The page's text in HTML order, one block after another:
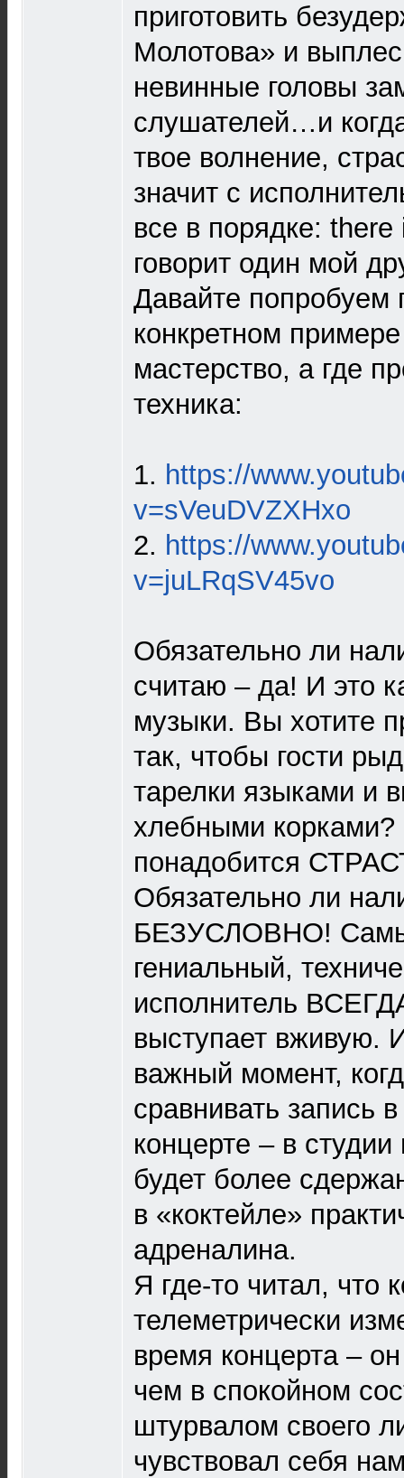
приготовить
Молотова» и
невинные головы
слушателей…и
твое волнение,
значит с
все в порядке:
говорит один мой
Давайте попробуем
конкретном примере
мастерство, а где
техника:
1. https://
v=sVeuDVZXHxo
2. https://
v=juLRqSV45vo
Обязательно ли
считаю – да! И это
музыки. Вы хотите
так, чтобы гости
тарелки языками и
хлебными
понадобится
Обязательно ли
БЕЗУСЛОВНО!
гениальный,
исполнитель
выступает вживую.
важный момент,
сравнивать запись
концерте – в
будет более
в «коктейле»
адреналина.
Я где-то читал, что
телеметрически
время концерта –
чем в спокойном
штурвалом своего
чувствовал себя